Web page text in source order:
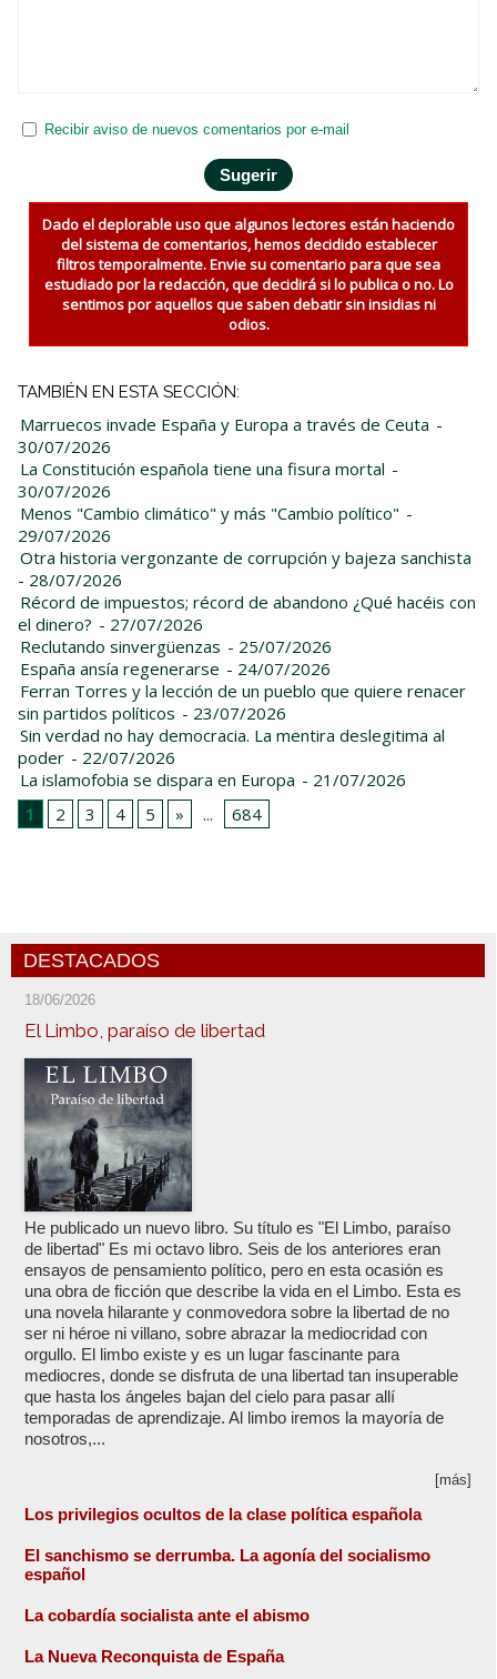
Recibir aviso de nuevos comentarios por e-mail
Dado el deplorable uso que algunos lectores están haciendo
del sistema de comentarios, hemos decidido establecer
filtros temporalmente. Envie su comentario para que sea
estudiado por la redacción, que decidirá si lo publica o no. Lo
sentimos por aquellos que saben debatir sin insidias ni
odios.
TAMBIÉN EN ESTA SECCIÓN:
Marruecos invade España y Europa a través de Ceuta -
30/07/2026
La Constitución española tiene una fisura mortal -
30/07/2026
Menos "Cambio climático" y más "Cambio político" -
29/07/2026
Otra historia vergonzante de corrupción y bajeza sanchista
- 28/07/2026
Récord de impuestos; récord de abandono ¿Qué hacéis con
el dinero? - 27/07/2026
Reclutando sinvergüenzas - 25/07/2026
España ansía regenerarse - 24/07/2026
Ferran Torres y la lección de un pueblo que quiere renacer
sin partidos políticos - 23/07/2026
Sin verdad no hay democracia. La mentira deslegitima al
poder - 22/07/2026
La islamofobia se dispara en Europa - 21/07/2026
1
2 3 4 5 » ... 684
DESTACADOS
18/06/2026
El Limbo, paraíso de libertad
He publicado un nuevo libro. Su título es "El Limbo, paraíso
de libertad" Es mi octavo libro. Seis de los anteriores eran
ensayos de pensamiento político, pero en esta ocasión es
una obra de ficción que describe la vida en el Limbo. Esta es
una novela hilarante y conmovedora sobre la libertad de no
ser ni héroe ni villano, sobre abrazar la mediocridad con
orgullo. El limbo existe y es un lugar fascinante para
mediocres, donde se disfruta de una libertad tan insuperable
que hasta los ángeles bajan del cielo para pasar allí
temporadas de aprendizaje. Al limbo iremos la mayoría de
nosotros,...
[más]
Los privilegios ocultos de la clase política española
El sanchismo se derrumba. La agonía del socialismo
español
La cobardía socialista ante el abismo
La Nueva Reconquista de España